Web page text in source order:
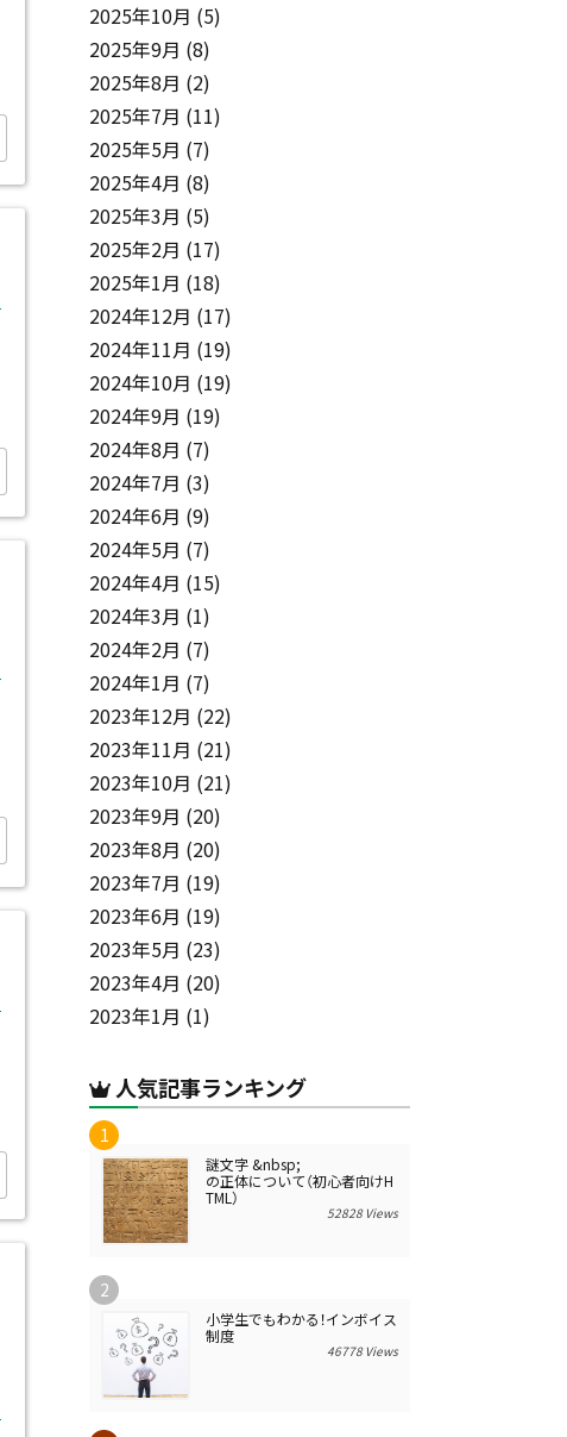
2025年10月 (5)
2025年9月 (8)
2025年8月 (2)
2025年7月 (11)
2025年5月 (7)
2025年4月 (8)
2025年3月 (5)
2025年2月 (17)
2025年1月 (18)
2024年12月 (17)
2024年11月 (19)
2024年10月 (19)
2024年9月 (19)
2024年8月 (7)
2024年7月 (3)
2024年6月 (9)
2024年5月 (7)
2024年4月 (15)
2024年3月 (1)
2024年2月 (7)
2024年1月 (7)
2023年12月 (22)
2023年11月 (21)
2023年10月 (21)
2023年9月 (20)
2023年8月 (20)
2023年7月 (19)
2023年6月 (19)
2023年5月 (23)
2023年4月 (20)
2023年1月 (1)
人気記事ランキング
謎文字 &nbsp;
の正体について（初心者向けH
TML）
52828 Views
小学生でもわかる！インボイス
制度
46778 Views